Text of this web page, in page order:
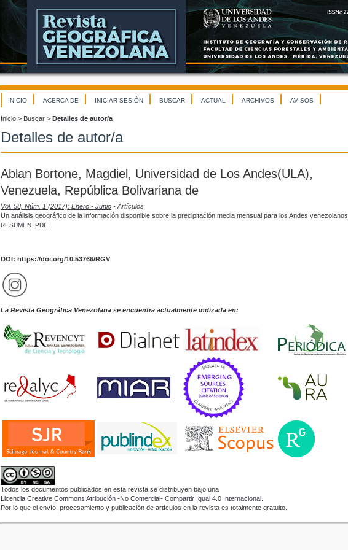
INICIO ACERCA DE INICIAR SESIÓN BUSCAR ACTUAL ARCHIVOS AVISOS
Inicio > Buscar > Detalles de autor/a
Detalles de autor/a
Ablan Bortone, Magdiel, Universidad de Los Andes(ULA),
Venezuela, República Bolivariana de
Vol. 58, Núm. 1 (2017): Enero - Junio - Artículos
Un análisis geográfico de la información disponible sobre la precipitación media mensual para los Andes venezolanos.
RESUMEN PDF
DOI: https://doi.org/10.53766/RGV
La Revista Geográfica Venezolana se encuentra actualmente indizada en:
Todos los documentos publicados en esta revista se distribuyen bajo una
Licencia Creative Commons Atribución -No Comercial- Compartir Igual 4.0 Internacional.
Por lo que el envío, procesamiento y publicación de artículos en la revista es totalmente gratuito.